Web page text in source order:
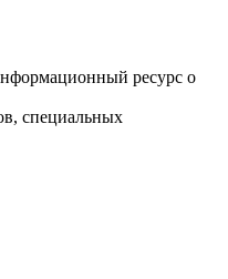
ресурс о
специальных